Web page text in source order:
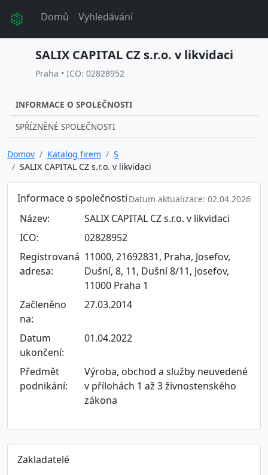
Domů Vyhledávání
SALIX CAPITAL CZ s.r.o. v likvidaci
Praha • ICO: 02828952
INFORMACE O SPOLEČNOSTI
SPŘÍZNĚNÉ SPOLEČNOSTI
Domov Katalog firem
S
SALIX CAPITAL CZ s.r.o. v likvidaci
Informace o společnosti Datum aktualizace: 02.04.2026
Název:
SALIX CAPITAL CZ s.r.o. v likvidaci
ICO:
02828952
Registrovaná
adresa:
11000, 21692831, Praha, Josefov,
Dušní, 8, 11, Dušní 8/11, Josefov,
11000 Praha 1
Začleněno
na:
27.03.2014
Datum
ukončení:
01.04.2022
Předmět
podnikání:
Výroba, obchod a služby neuvedené
v přílohách 1 až 3 živnostenského
zákona
Zakladatelé